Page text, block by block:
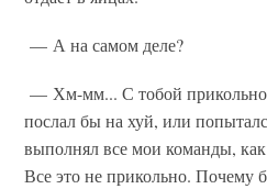
— А на самом деле?
— Хм-мм... С тобой
послал бы на хуй, или
выполнял все мои команды, как
Все это не прикольно. Почему